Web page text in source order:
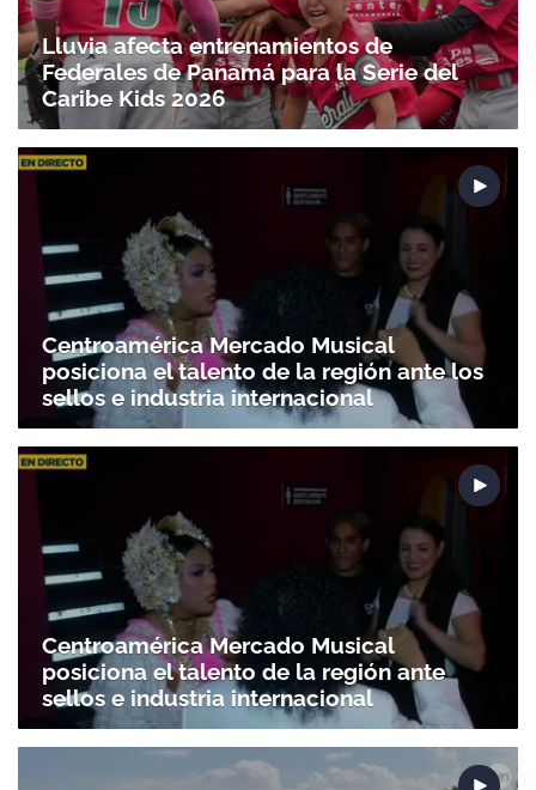
Lluvia afecta entrenamientos de
Federales de Panamá para la Serie del
Caribe Kids 2026
Centroamérica Mercado Musical
posiciona el talento de la región ante los
sellos e industria internacional
Centroamérica Mercado Musical
posiciona el talento de la región ante
sellos e industria internacional